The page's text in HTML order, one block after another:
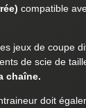
compatible
jeux de coupe
de scie de
chaîne.
doit